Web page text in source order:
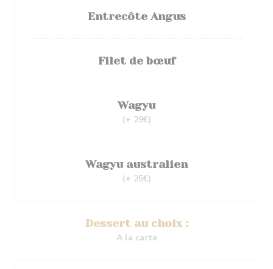
Entrecôte Angus
Filet de bœuf
Wagyu
(+ 29€)
Wagyu australien
(+ 25€)
Dessert au choix :
A la carte